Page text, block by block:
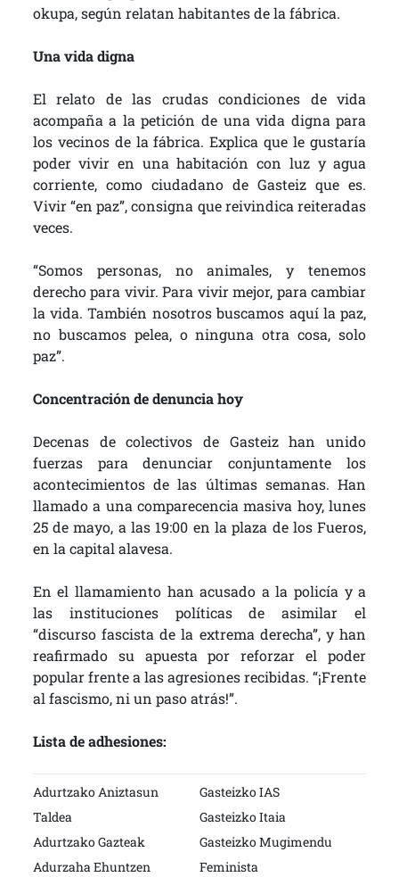
okupa, según relatan habitantes de la fábrica.
Una vida digna
El relato de las crudas condiciones de vida
acompaña a la petición de una vida digna para
los vecinos de la fábrica. Explica que le gustaría
poder vivir en una habitación con luz y agua
corriente, como ciudadano de Gasteiz que es.
Vivir “en paz”, consigna que reivindica reiteradas
veces.
“Somos personas, no animales, y tenemos
derecho para vivir. Para vivir mejor, para cambiar
la vida. También nosotros buscamos aquí la paz,
no buscamos pelea, o ninguna otra cosa, solo
paz”.
Concentración de denuncia hoy
Decenas de colectivos de Gasteiz han unido
fuerzas para denunciar conjuntamente los
acontecimientos de las últimas semanas. Han
llamado a una comparecencia masiva hoy, lunes
25 de mayo, a las 19:00 en la plaza de los Fueros,
en la capital alavesa.
En el llamamiento han acusado a la policía y a
las instituciones políticas de asimilar el
“discurso fascista de la extrema derecha”, y han
reafirmado su apuesta por reforzar el poder
popular frente a las agresiones recibidas. “¡Frente
al fascismo, ni un paso atrás!”.
Lista de adhesiones:
Adurtzako Aniztasun
Taldea
Adurtzako Gazteak
Adurzaha Ehuntzen
Gasteizko IAS
Gasteizko Itaia
Gasteizko Mugimendu
Feminista